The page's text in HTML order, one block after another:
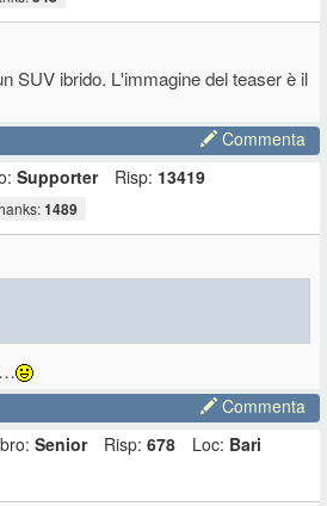
SUV ibrido. L'immagine del teaser è il
Commenta
Supporter Risp: 13419
1489
Commenta
Senior Risp: 678 Loc: Bari